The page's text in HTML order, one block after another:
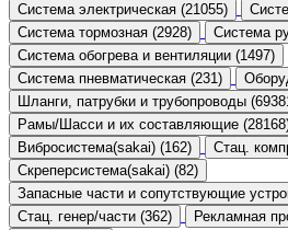
Система электрическая (21055)
Система тормозная (2928)
Система
Система обогрева и вентиляции (1497)
Система пневматическая (231)
Шланги, патрубки и трубопроводы
Рамы/Шасси и их составляющие
Вибросистема(sakai) (162)
Стац.
Скреперсистема(sakai) (82)
Запасные части и сопутствующие
Стац. генер/части (362)
Рекламная